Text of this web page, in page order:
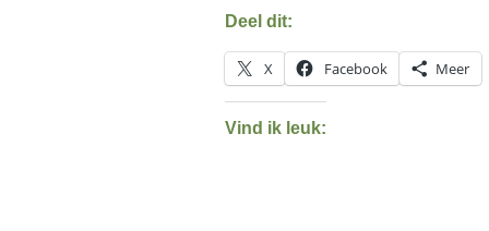
Deel dit:
X Facebook Meer
Vind ik leuk: